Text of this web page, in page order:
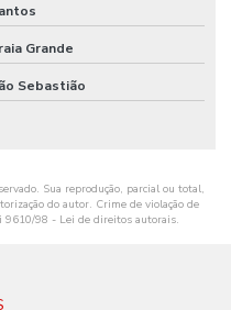
Grande
Sebastião
Sua reprodução, parcial ou total,
do autor. Crime de violação de
9610/98 - Lei de direitos autorais.